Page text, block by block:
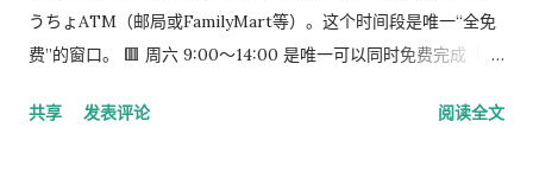
件人（左上或背面）： 可以写 本人住址 也可以写 公司地址 只要
うちょATM（邮局或FamilyMart等）。这个时间段是唯一“全免
费”的窗口。 🟥 周六 9:00～14:00 是唯一可以同时免费完成「三
能找到免费的。
共享 发表评论 阅读全文